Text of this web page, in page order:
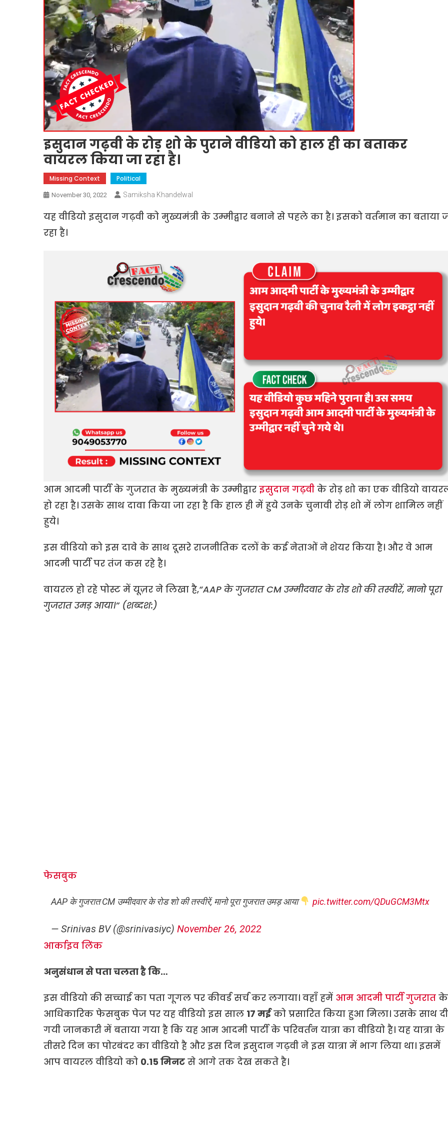
इसुदान गढ़वी के रोड़ शो के पुराने वीडियो को हाल ही का बताकर
वायरल किया जा रहा है।
Missing Context Political
November 30, 2022 Samiksha Khandelwal
यह वीडियो इसुदान गढ़वी को मुख्यमंत्री के उम्मीद्वार बनाने से पहले का है। इसको वर्तमान का बताया
रहा है।
आम आदमी पार्टी के गुजरात के मुख्यमंत्री के उम्मीद्वार इसुदान गढ़वी के रोड़ शो का एक वीडियो
हो रहा है। उसके साथ दावा किया जा रहा है कि हाल ही में हुये उनके चुनावी रोड़ शो में लोग शामिल नहीं
हुये।
इस वीडियो को इस दावे के साथ दूसरे राजनीतिक दलों के कई नेताओं ने शेयर किया है। और वे आम
आदमी पार्टी पर तंज कस रहे है।
वायरल हो रहे पोस्ट में यूज़र ने लिखा है,“AAP के गुजरात CM उम्मीदवार के रोड शो की तस्वीरें, मानो पूरा
गुजरात उमड़ आया।” (शब्दश:)
फेसबुक
AAP के गुजरात CM उम्मीदवार के रोड शो की तस्वीरें, मानो पूरा गुजरात उमड़ आया pic.twitter.com/QDuGCM3Mtx
— Srinivas BV (@srinivasiyc) November 26, 2022
आर्काइव लिंक
अनुसंधान से पता चलता है कि…
इस वीडियो की सच्चाई का पता गूगल पर कीवर्ड सर्च कर लगाया। वहाँ हमें आम आदमी पार्टी गुजरात के
आधिकारिक फेसबुक पेज पर यह वीडियो इस साल 17 मईको प्रसारित किया हुआ मिला। उसके साथ दी
गयी जानकारी में बताया गया है कि यह आम आदमी पार्टी के परिवर्तन यात्रा का वीडियो है। यह यात्रा के
तीसरे दिन का पोरबंदर का वीडियो है और इस दिन इसुदान गढ़वी ने इस यात्रा में भाग लिया था। इसमें
आप वायरल वीडियो को 0.15 मिनट से आगे तक देख सकते है।